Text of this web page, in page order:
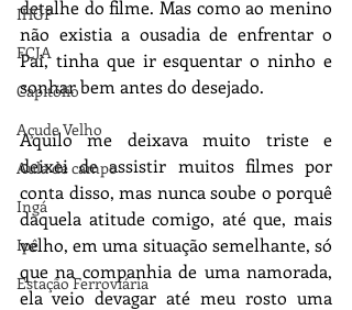
IHGP
FCJA
Capitólio
Açude Velho
Aula de campo
Ingá
Ipê
Estação Ferroviária
detalhe do filme. Mas como ao menino
não existia a ousadia de enfrentar o
Pai, tinha que ir esquentar o ninho e
sonhar bem antes do desejado.
Aquilo me deixava muito triste e
deixei de assistir muitos filmes por
conta disso, mas nunca soube o porquê
daquela atitude comigo, até que, mais
velho, em uma situação semelhante, só
que na companhia de uma namorada,
ela veio devagar até meu rosto uma